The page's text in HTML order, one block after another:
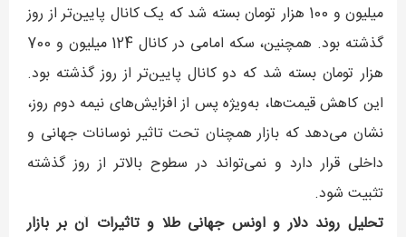
میلیون و 100 هزار تومان بسته شد که یک کانال پایین‌تر از روز
گذشته بود. همچنین، سکه امامی در کانال 124 میلیون و 700
هزار تومان بسته شد که دو کانال پایین‌تر از روز گذشته بود.
این کاهش قیمت‌ها، به‌ویژه پس از افزایش‌های نیمه دوم روز،
نشان می‌دهد که بازار همچنان تحت تاثیر نوسانات جهانی و
داخلی قرار دارد و نمی‌تواند در سطوح بالاتر از روز گذشته
تثبیت شود.
تحلیل روند دلار و اونس جهانی طلا و تاثیرات آن بر بازار